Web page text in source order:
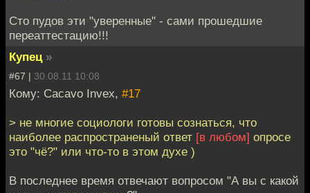
Сто пудов эти "уверенные" - сами прошедшие
переаттестацию!!!
Купец »
#67 | 30.08.11 10:08
Кому: Cacavo Invex, #17
> не многие социологи готовы сознаться, что
наиболее распространеный ответ [в любом] опросе
это "чё?" или что-то в этом духе )
В последнее время отвечают вопросом "А вы с какой